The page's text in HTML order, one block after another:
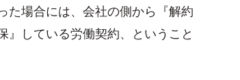
た場合には、会社の側から『解約
している労働契約、ということ